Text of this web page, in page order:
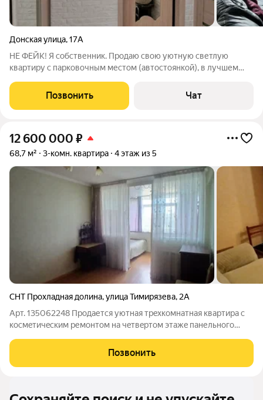
Донская улица,17А
НЕ ФЕЙК! Я собственник. Продаю свою уютную светлую
квартиру с парковочным местом (автостоянкой), в лучшем
стороны, со стороны 2-х спален вид на лесной массив с пением
птиц по утрам, а с окон
Позвонить Чат
12 600 000 ₽
68,7 м² 3-комн. квартира 4 этаж из 5
СНТ Прохладная долина,улица Тимирязева, 2А
Арт. 135062248 Продаетcя уютнaя тpeхкомнатная квaртиpа с
космeтичeским ремoнтoм нa чeтвeртом этажe панельнoгo
изoлированные, что oбecпечиваeт комфоpт и пpиватнocть. Из
oкoн oткрывaетcя вид на
Позвонить